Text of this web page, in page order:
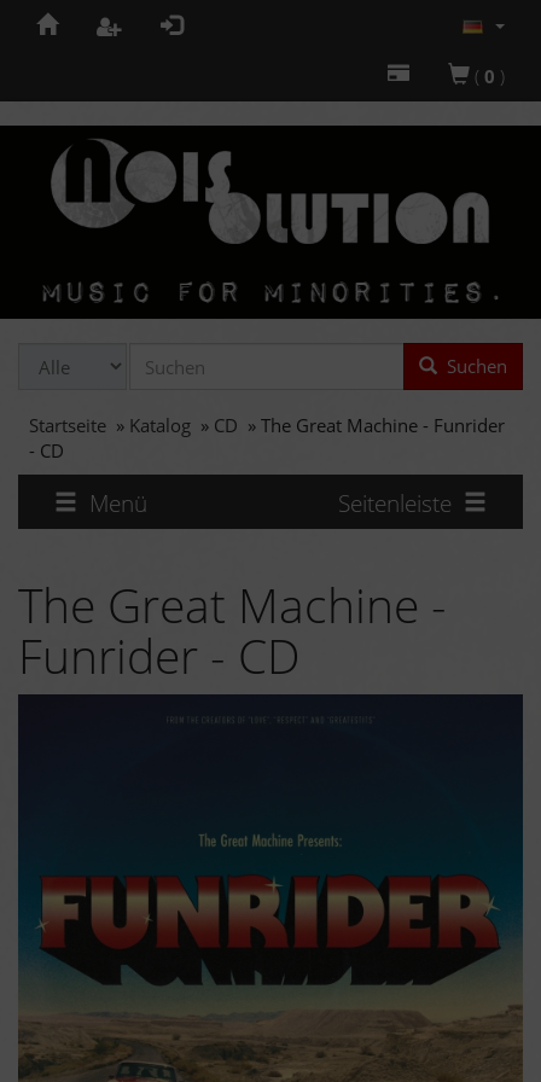
( 0 )
Suchen
Startseite » Katalog » CD » The Great Machine - Funrider
- CD
Menü Seitenleiste
The Great Machine -
Funrider - CD